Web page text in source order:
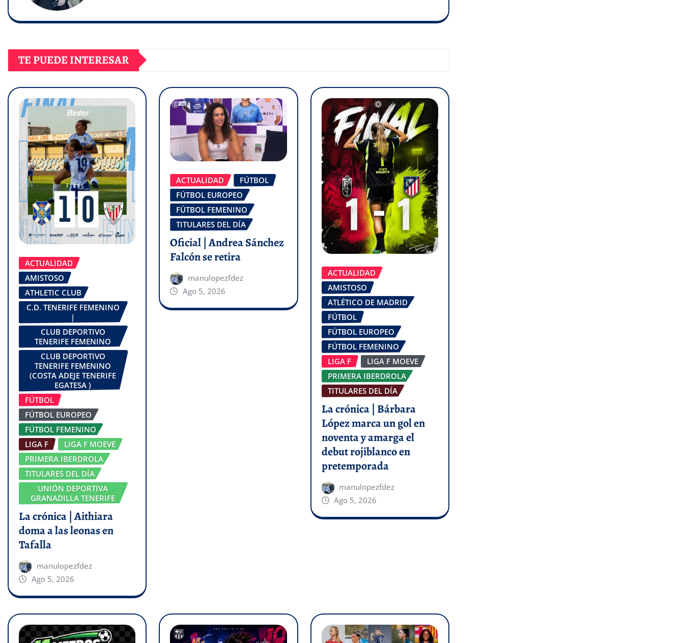
TE PUEDE INTERESAR
ACTUALIDAD
AMISTOSO
ATHLETIC CLUB
C.D. TENERIFE FEMENINO
|
CLUB DEPORTIVO
TENERIFE FEMENINO
CLUB DEPORTIVO
TENERIFE FEMENINO
(COSTA ADEJE TENERIFE
EGATESA )
FÚTBOL
FÚTBOL EUROPEO
FÚTBOL FEMENINO
LIGA F
LIGA F MOEVE
PRIMERA IBERDROLA
TITULARES DEL DÍA
UNIÓN DEPORTIVA
GRANADILLA TENERIFE
La crónica | Aithiara
doma a las leonas en
Tafalla
manulopezfdez
Ago 5, 2026
ACTUALIDAD
FÚTBOL
FÚTBOL EUROPEO
FÚTBOL FEMENINO
TITULARES DEL DÍA
Oficial | Andrea Sánchez
Falcón se retira
manulopezfdez
Ago 5, 2026
ACTUALIDAD
AMISTOSO
ATLÉTICO DE MADRID
FÚTBOL
FÚTBOL EUROPEO
FÚTBOL FEMENINO
LIGA F
LIGA F MOEVE
PRIMERA IBERDROLA
TITULARES DEL DÍA
La crónica | Bárbara
López marca un gol en
noventa y amarga el
debut rojiblanco en
pretemporada
manulopezfdez
Ago 5, 2026